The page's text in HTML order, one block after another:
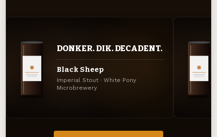
DONKER. DIK. DECADENT.
Black Sheep
Imperial Stout · White Pony
Microbrewery